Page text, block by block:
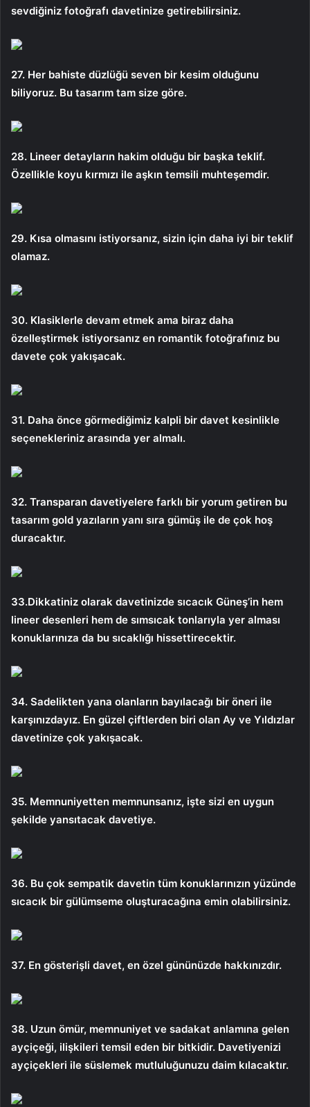
sevdiğiniz fotoğrafı davetinize getirebilirsiniz.
27. Her bahiste düzlüğü seven bir kesim olduğunu
biliyoruz. Bu tasarım tam size göre.
28. Lineer detayların hakim olduğu bir başka teklif.
Özellikle koyu kırmızı ile aşkın temsili muhteşemdir.
29. Kısa olmasını istiyorsanız, sizin için daha iyi bir teklif
olamaz.
30. Klasiklerle devam etmek ama biraz daha
özelleştirmek istiyorsanız en romantik fotoğrafınız bu
davete çok yakışacak.
31. Daha önce görmediğimiz kalpli bir davet kesinlikle
seçenekleriniz arasında yer almalı.
32. Transparan davetiyelere farklı bir yorum getiren bu
tasarım gold yazıların yanı sıra gümüş ile de çok hoş
duracaktır.
33.Dikkatiniz olarak davetinizde sıcacık Güneş’in hem
lineer desenleri hem de sımsıcak tonlarıyla yer alması
konuklarınıza da bu sıcaklığı hissettirecektir.
34. Sadelikten yana olanların bayılacağı bir öneri ile
karşınızdayız. En güzel çiftlerden biri olan Ay ve Yıldızlar
davetinize çok yakışacak.
35. Memnuniyetten memnunsanız, işte sizi en uygun
şekilde yansıtacak davetiye.
36. Bu çok sempatik davetin tüm konuklarınızın yüzünde
sıcacık bir gülümseme oluşturacağına emin olabilirsiniz.
37. En gösterişli davet, en özel gününüzde hakkınızdır.
38. Uzun ömür, memnuniyet ve sadakat anlamına gelen
ayçiçeği, ilişkileri temsil eden bir bitkidir. Davetiyenizi
ayçiçekleri ile süslemek mutluluğunuzu daim kılacaktır.